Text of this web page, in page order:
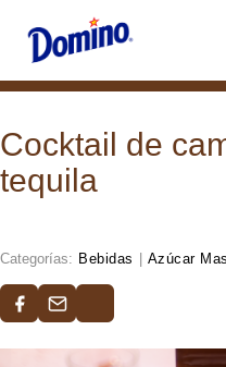
Cocktail de
tequila
Categorías: Bebidas Azúcar